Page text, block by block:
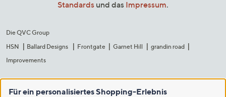
Standards und das Impressum.
Die QVC Group
HSN
Ballard Designs Frontgate Garnet Hill
grandin road
Improvements
Für ein personalisiertes Shopping-Erlebnis